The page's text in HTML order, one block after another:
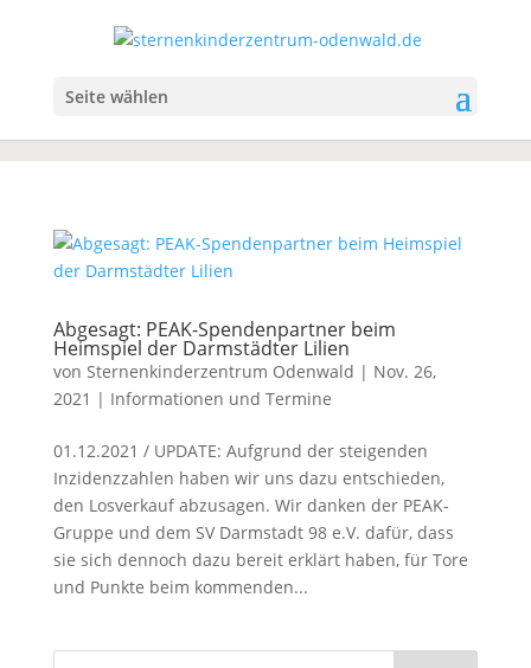
Seite wählen
Abgesagt: PEAK-Spendenpartner beim
Heimspiel der Darmstädter Lilien
von Sternenkinderzentrum Odenwald | Nov. 26,
2021 | Informationen und Termine
01.12.2021 / UPDATE: Aufgrund der steigenden
Inzidenzzahlen haben wir uns dazu entschieden,
den Losverkauf abzusagen. Wir danken der PEAK-
Gruppe und dem SV Darmstadt 98 e.V. dafür, dass
sie sich dennoch dazu bereit erklärt haben, für Tore
und Punkte beim kommenden...